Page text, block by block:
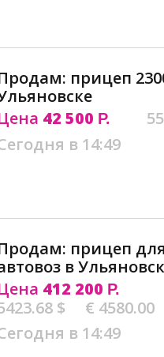
прицеп
42 500 Р.
в 14:49
прицеп
в
412 200 Р.
$
€ 4580.00
в 14:49